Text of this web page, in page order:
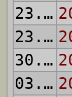
23.02.
23.11.
30.05.
03.02.